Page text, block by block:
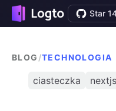
Star
BLOG /TECHNOLOGIA
ciasteczka nextjs